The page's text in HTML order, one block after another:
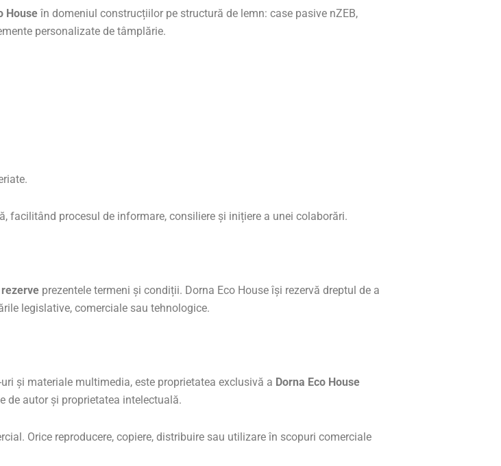
House în domeniul construcțiilor pe structură de lemn: case pasive nZEB,
personalizate de tâmplărie.
facilitând procesul de informare, consiliere și inițiere a unei colaborări.
prezentele termeni și condiții. Dorna Eco House își rezervă dreptul de a
legislative, comerciale sau tehnologice.
și materiale multimedia, este proprietatea exclusivă a Dorna Eco House
de autor și proprietatea intelectuală.
Orice reproducere, copiere, distribuire sau utilizare în scopuri comerciale